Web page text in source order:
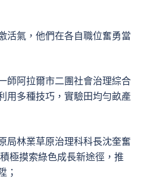
活氣，他們在各自職位奮勇當
師阿拉爾市二團社會治理綜合
用多種技巧，實驗田均勻畝產
局林業草原治理科科長沈奎奮
極摸索綠色成長新途徑，推
；